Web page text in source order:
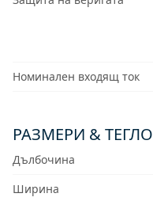
Номинален входящ ток
РАЗМЕРИ & ТЕГЛО
Дълбочина
Ширина